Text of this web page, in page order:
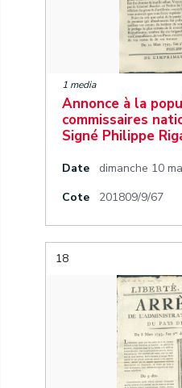
1 media
Annonce à la
commissaires
Signé Philippe
Date
dimanche 10
Cote
201809/9/67
18